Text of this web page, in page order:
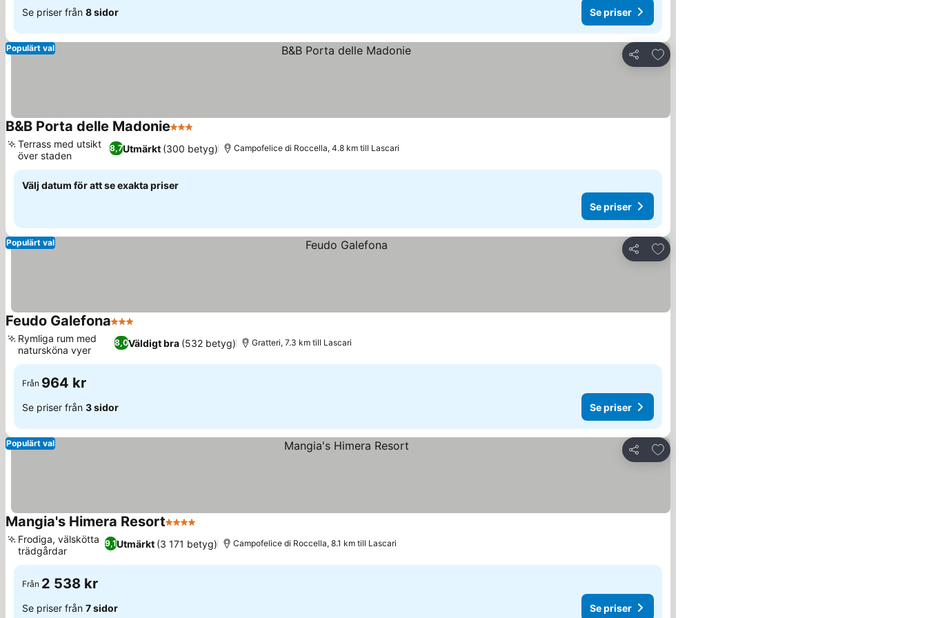
Se priser från 8 sidor Se priser
Dela
Lägg till i Mina Favoriter
Populärt val
B&B Porta delle Madonie3 Stjärnor
8,7Utmärkt (300 betyg)
Terrass med utsikt
över staden
Campofelice di Roccella, 4.8 km till Lascari
Välj datum för att se exakta priser
Se priser
Dela
Lägg till i Mina Favoriter
Populärt val
Feudo Galefona3 Stjärnor
8,0Väldigt bra (532 betyg)
Rymliga rum med
natursköna vyer
Gratteri, 7.3 km till Lascari
Från 964 kr
Se priser från 3 sidor Se priser
Dela
Lägg till i Mina Favoriter
Populärt val
Mangia's Himera Resort4 Stjärnor
9,1Utmärkt (3 171 betyg)
Frodiga, välskötta
trädgårdar
Campofelice di Roccella, 8.1 km till Lascari
Från 2 538 kr
Se priser från 7 sidor Se priser